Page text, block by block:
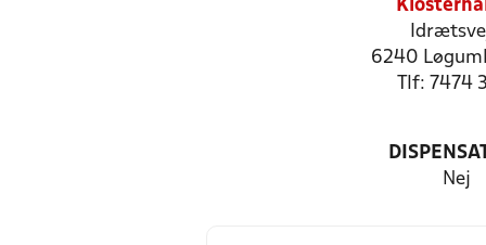
6240
Tlf: 7474
Nej